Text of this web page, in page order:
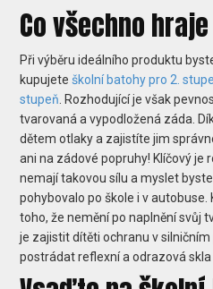
Co všechno
Při výběru ideálního produktu
kupujeteškolní batohy pro 2.
stupeň . Rozhodující je však
tvarovaná a vypodložená záda.
dětem otlaky a zajistíte jim
ani na zádové popruhy! Klíčový je
nemají takovou sílu a myslet
pohybovalo po škole i v
toho, že nemění po naplnění svůj
je zajistit dítěti ochranu v
postrádat reflexní a odrazová skla